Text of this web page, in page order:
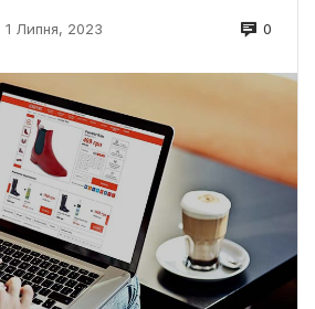
1 Липня, 2023 0